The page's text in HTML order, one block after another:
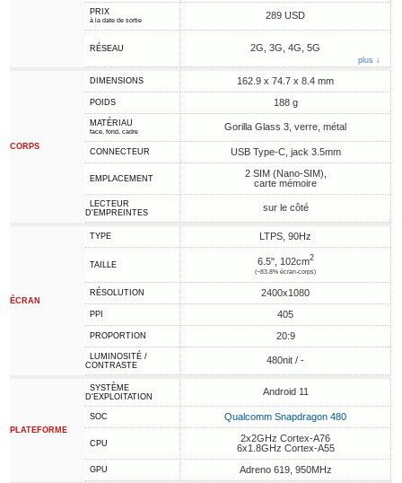
PRIX
à la date de sortie 289 USD
RÉSEAU 2G, 3G, 4G, 5G
plus ↓
CORPS
DIMENSIONS 162.9 x 74.7 x 8.4 mm
POIDS 188 g
MATÉRIAU
face, fond, cadre Gorilla Glass 3, verre, métal
CONNECTEUR USB Type-C, jack 3.5mm
EMPLACEMENT
2 SIM (Nano-SIM),
carte mémoire
LECTEUR
D'EMPREINTES
sur le côté
ÉCRAN
TYPE LTPS, 90Hz
TAILLE 6.5", 102cm2
(~83.8% écran-corps)
RÉSOLUTION 2400x1080
PPI 405
PROPORTION 20:9
LUMINOSITÉ /
CONTRASTE
480nit / -
PLATEFORME
SYSTÈME
D'EXPLOITATION
Android 11
SOC Qualcomm Snapdragon 480
CPU
2x2GHz Cortex-A76
6x1.8GHz Cortex-A55
GPU Adreno 619, 950MHz